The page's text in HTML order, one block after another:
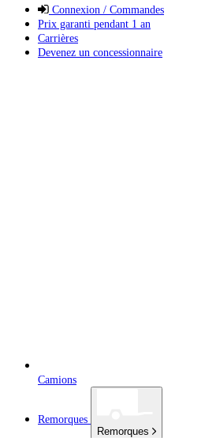
Connexion / Commandes
Prix garanti pendant 1 an
Carrières
Devenez un concessionnaire
Camions
Remorques
Remorques